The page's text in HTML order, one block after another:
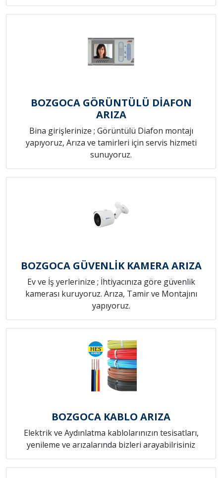
BOZGOCA GÖRÜNTÜLÜ DİAFON
ARIZA
Bina girişlerinize ; Görüntülü Diafon montajı
yapıyoruz, Arıza ve tamirleri için servis hizmeti
sunuyoruz.
BOZGOCA GÜVENLİK KAMERA ARIZA
Ev ve İş yerlerinize ; İhtiyacınıza göre güvenlik
kamerası kuruyoruz. Arıza, Tamir ve Montajını
yapıyoruz.
BOZGOCA KABLO ARIZA
Elektrik ve Aydınlatma kablolarınızın tesisatları,
yenileme ve arızalarında bizleri arayabilrisiniz